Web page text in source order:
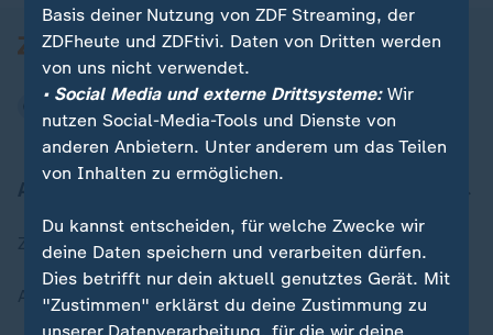
Zuletzt veröffentlicht
Aktuelle Sendungs-Videos
Basis deiner Nutzung von ZDF Streaming, der
ZDFheute und ZDFtivi. Daten von Dritten werden
von uns nicht verwendet.
• Social Media und externe Drittsysteme:Wir
nutzen Social-Media-Tools und Dienste von
anderen Anbietern. Unter anderem um das Teilen
von Inhalten zu ermöglichen.
Du kannst entscheiden, für welche Zwecke wir
deine Daten speichern und verarbeiten dürfen.
Dies betrifft nur dein aktuell genutztes Gerät. Mit
"Zustimmen" erklärst du deine Zustimmung zu